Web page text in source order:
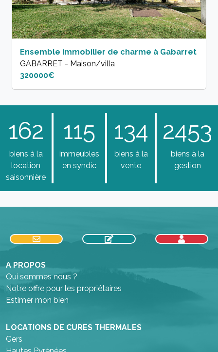
Ensemble immobilier de charme à Gabarret
GABARRET - Maison/villa
320000€
162
biens à la
location
saisonnière
115
immeubles
en syndic
134
biens à la
vente
2453
biens à la
gestion
A PROPOS
Qui sommes nous ?
Notre offre pour les propriétaires
Estimer mon bien
LOCATIONS DE CURES THERMALES
Gers